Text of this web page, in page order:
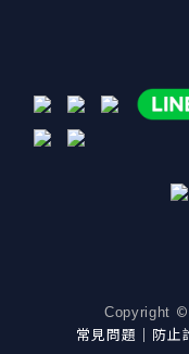
Copyright ©
常見問題 防止